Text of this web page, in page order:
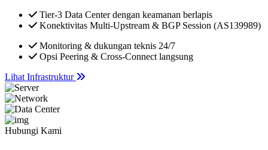
Tier-3 Data Center dengan keamanan berlapis
Konektivitas Multi-Upstream & BGP Session (AS139989)
Monitoring & dukungan teknis 24/7
Opsi Peering & Cross-Connect langsung
Lihat Infrastruktur
Hubungi Kami